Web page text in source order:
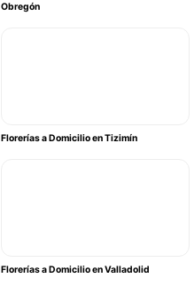
Obregón
Florerías a Domicilio en Tizimín
Florerías a Domicilio en Valladolid